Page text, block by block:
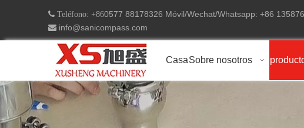
 Teléfono: +860577 88178326 Móvil/Wechat/Whatsapp: +86
 info@sanicompass.com
CasaSobre nosotros